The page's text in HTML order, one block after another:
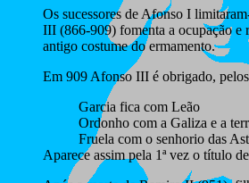
Os sucessores de Afonso I
III (866-909) fomenta a ocupação e
antigo costume do ermamento.
Em 909 Afonso III é obrigado,
Garcia fica com Leão
Ordonho com a Galiza e a
Fruela com o senhorio das
Aparece assim pela 1ª vez o título